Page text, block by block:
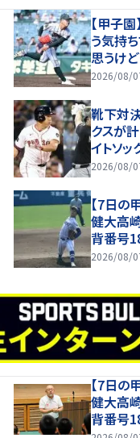
【甲子
う気持
思うけ
2026/08/
靴下対
クスが
イトソ
切り失敗
2026/08/
【7日の
健大高
背番号
の投手
2026/08/
【7日の
健大高
背番号